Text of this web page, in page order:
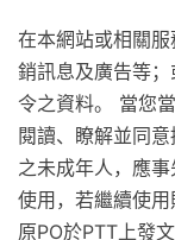
在本網站或相關
銷訊息及廣告等
令之資料。 當您
閱讀、瞭解並同
之未成年人，應
使用，若繼續使用
原PO於PTT上發